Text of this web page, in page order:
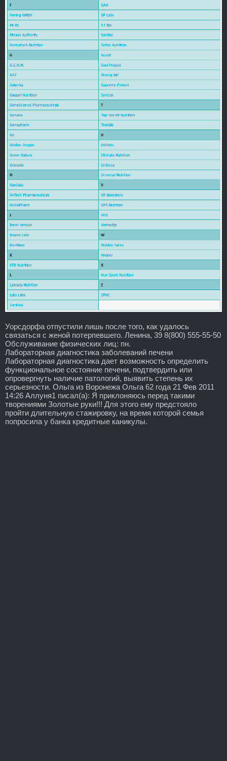
Уорсдорфа отпустили лишь после того, как удалось
связаться с женой потерпевшего. Ленина, 39 8(800) 555-55-50
Обслуживание физических лиц: пн.
Лабораторная диагностика заболеваний печени
Лабораторная диагностика дает возможность определить
функциональное состояние печени, подтвердить или
опровергнуть наличие патологий, выявить степень их
серьезности. Ольга из Воронежа Ольга 62 года 21 Фев 2011
14:26 Аллуня1 писал(а): Я приклоняюсь перед такими
творениями Золотые руки!!! Для этого ему предстояло
пройти длительную стажировку, на время которой семья
попросила у банка кредитные каникулы.